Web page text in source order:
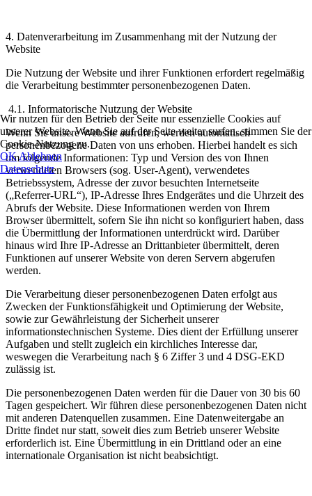
4. Datenverarbeitung im Zusammenhang mit der Nutzung der
Website
Die Nutzung der Website und ihrer Funktionen erfordert regelmäßig
die Verarbeitung bestimmter personenbezogenen Daten.
4.1. Informatorische Nutzung der Website
Wenn Sie unsere Website aufrufen, werden automatisch
personenbezogene Daten von uns erhoben. Hierbei handelt es sich
um folgende Informationen: Typ und Version des von Ihnen
verwendeten Browsers (sog. User-Agent), verwendetes
Betriebssystem, Adresse der zuvor besuchten Internetseite
(„Referrer-URL“), IP-Adresse Ihres Endgerätes und die Uhrzeit des
Abrufs der Website. Diese Informationen werden von Ihrem
Browser übermittelt, sofern Sie ihn nicht so konfiguriert haben, dass
die Übermittlung der Informationen unterdrückt wird. Darüber
hinaus wird Ihre IP-Adresse an Drittanbieter übermittelt, deren
Funktionen auf unserer Website von deren Servern abgerufen
werden.
Die Verarbeitung dieser personenbezogenen Daten erfolgt aus
Zwecken der Funktionsfähigkeit und Optimierung der Website,
sowie zur Gewährleistung der Sicherheit unserer
informationstechnischen Systeme. Dies dient der Erfüllung unserer
Aufgaben und stellt zugleich ein kirchliches Interesse dar,
weswegen die Verarbeitung nach § 6 Ziffer 3 und 4 DSG-EKD
zulässig ist.
Die personenbezogenen Daten werden für die Dauer von 30 bis 60
Tagen gespeichert. Wir führen diese personenbezogenen Daten nicht
mit anderen Datenquellen zusammen. Eine Datenweitergabe an
Dritte findet nur statt, soweit dies zum Betrieb unserer Website
erforderlich ist. Eine Übermittlung in ein Drittland oder an eine
internationale Organisation ist nicht beabsichtigt.
Wir nutzen für den Betrieb der Seite nur essenzielle Cookies auf
unserer Website. Wenn Sie auf der Seite weiter surfen, stimmen Sie der
Cookie-Nutzung zu.
OKAblehnen
Datenschutz